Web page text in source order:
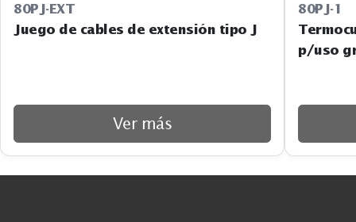
80PJ-EXT
Juego de cables de extensión tipo J
Ver más
80PJ-1
p/uso